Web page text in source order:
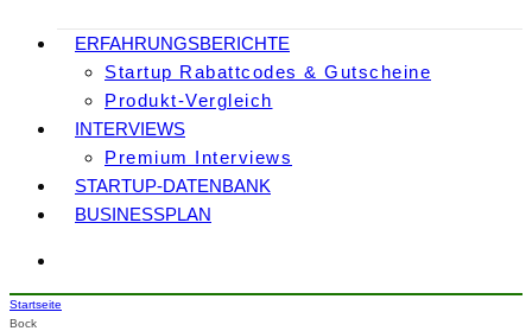
ERFAHRUNGSBERICHTE
Startup Rabattcodes & Gutscheine
Produkt-Vergleich
INTERVIEWS
Premium Interviews
STARTUP-DATENBANK
BUSINESSPLAN
Startseite
Bock